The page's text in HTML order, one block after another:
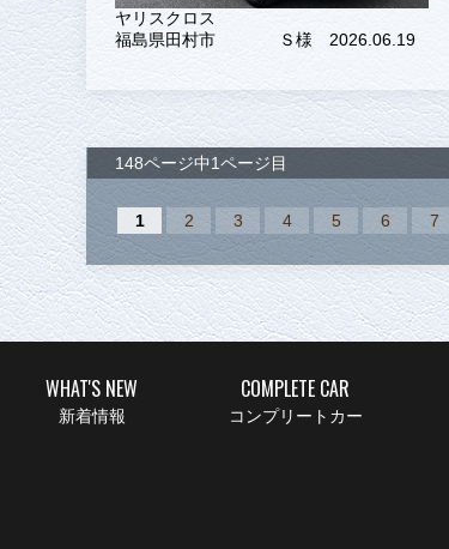
ヤリスクロス
福島県田村市
Ｓ様 2026.06.19
148ページ中1ページ目
1 2 3 4 5 6 7
WHAT'S NEW
新着情報
COMPLETE CAR
コンプリートカー